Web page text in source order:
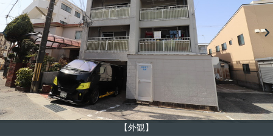
【外観】